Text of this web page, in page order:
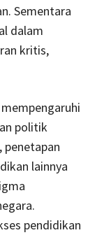
Sementara
dalam
kritis,
politik
lainnya
pendidikan